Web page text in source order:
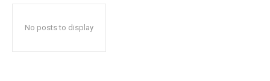
No posts to display